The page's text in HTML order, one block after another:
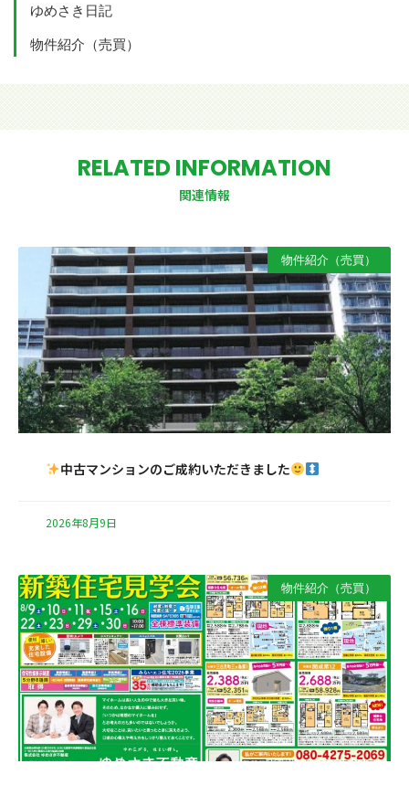
ゆめさき日記
物件紹介（売買）
RELATED INFORMATION
関連情報
物件紹介（売買）
中古マンションのご成約いただきました
2026年8月9日
物件紹介（売買）